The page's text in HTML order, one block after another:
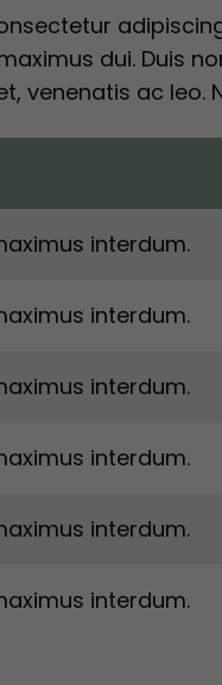
dui. Duis
venenatis ac leo.
interdum.
interdum.
interdum.
interdum.
interdum.
interdum.